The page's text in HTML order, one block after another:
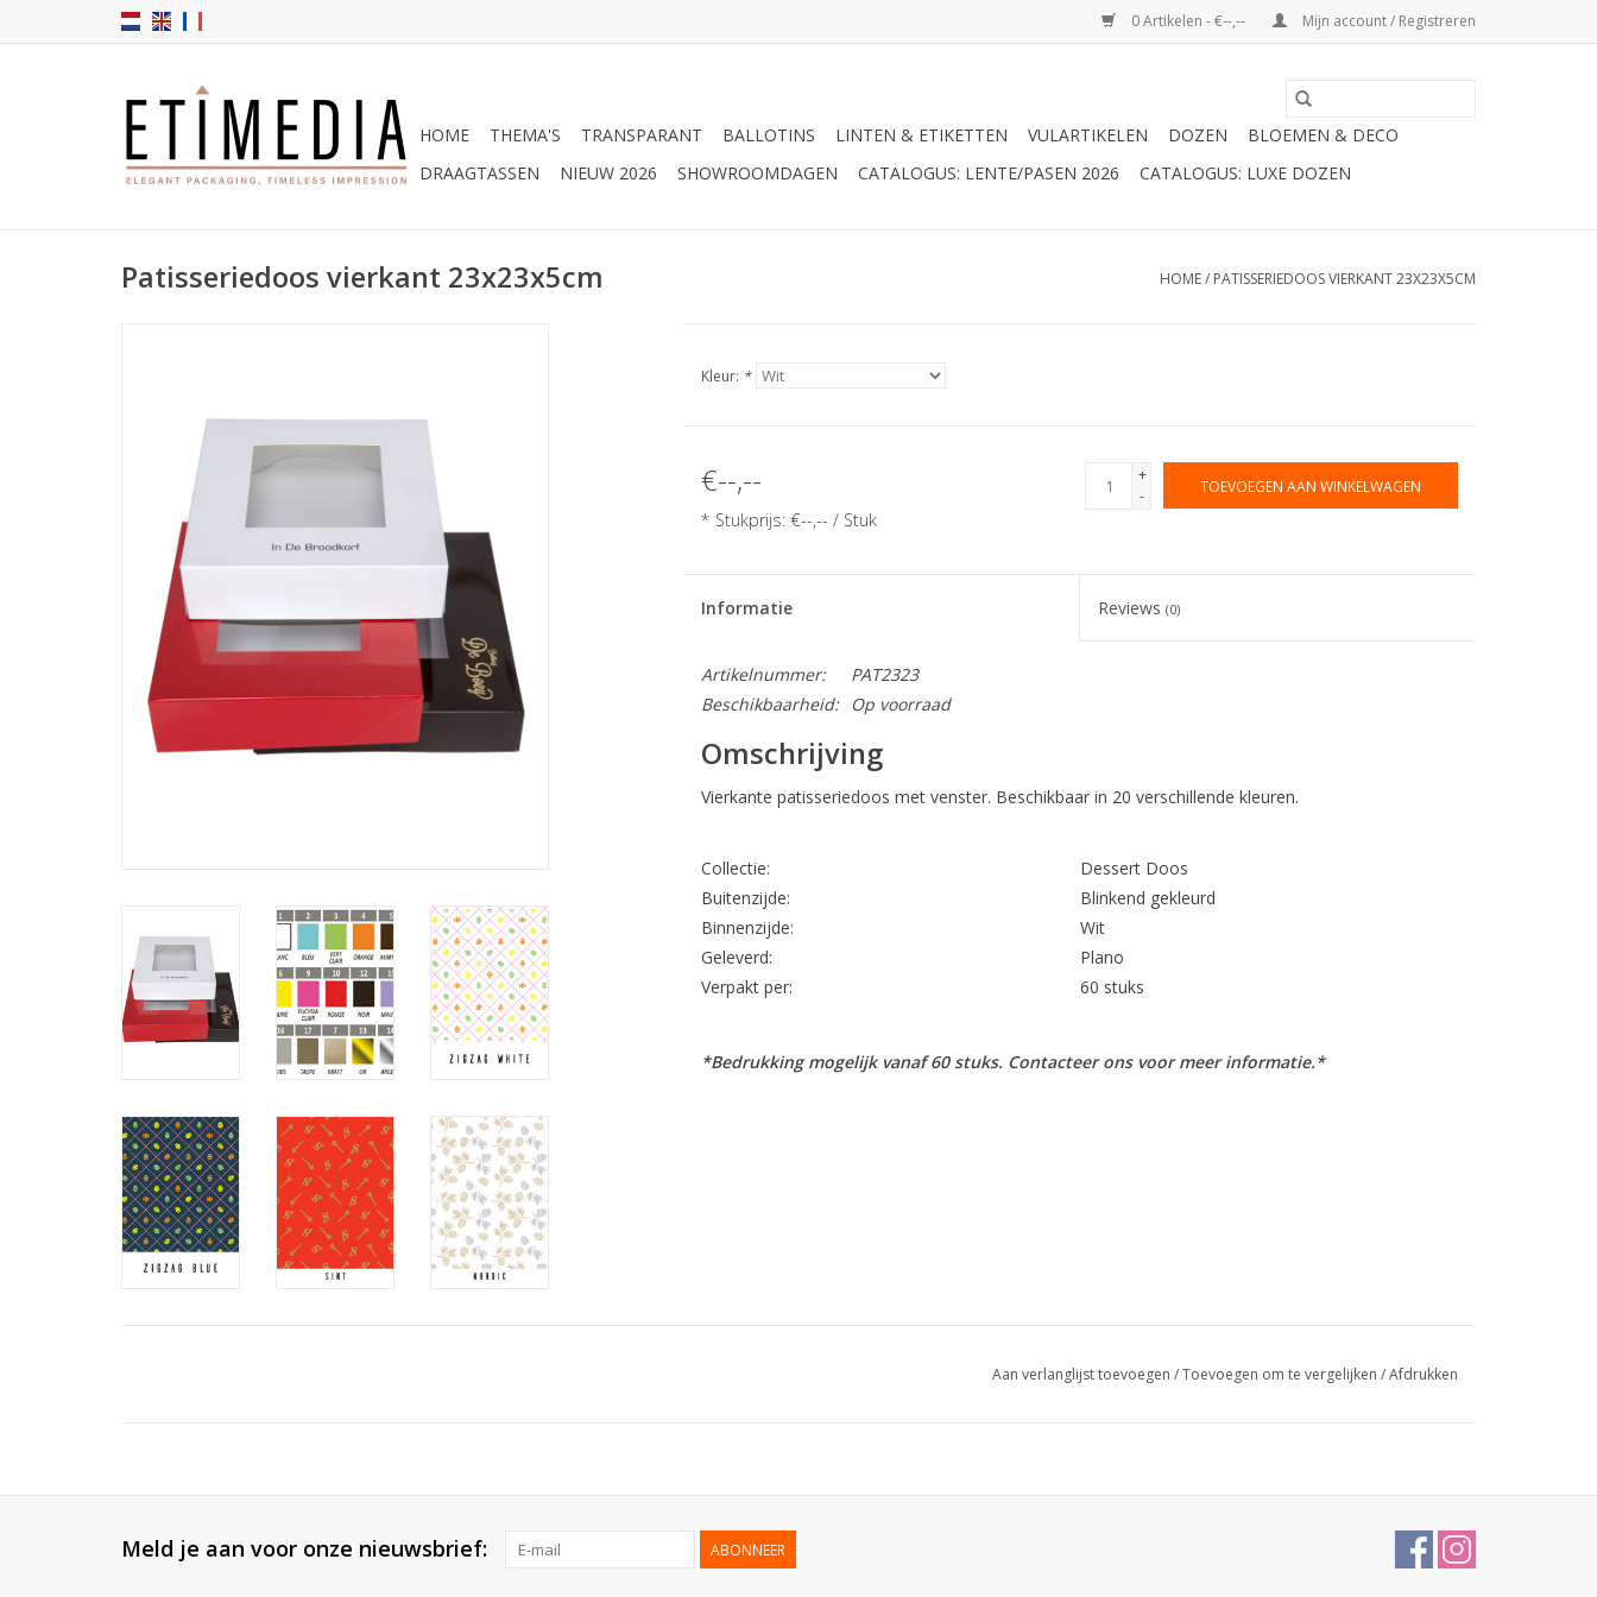
0 Artikelen - €--,-- Mijn account / Registreren
HOME THEMA'S TRANSPARANT BALLOTINS LINTEN & ETIKETTEN VULARTIKELEN DOZEN
BLOEMEN & DECO
DRAAGTASSEN
NIEUW 2026 SHOWROOMDAGEN CATALOGUS: LENTE/PASEN 2026 CATALOGUS: LUXE DOZEN
Patisseriedoos vierkant 23x23x5cm HOME/ PATISSERIEDOOS VIERKANT 23X23X5CM
Kleur: *
€--,--
* Stukprijs: €--,-- / Stuk
+
-
TOEVOEGEN AAN WINKELWAGEN
Informatie Reviews(0)
Artikelnummer:
PAT2323
Beschikbaarheid:
Op voorraad
Omschrijving
Vierkante patisseriedoos met venster. Beschikbaar in 20 verschillende kleuren.
Collectie:
Dessert Doos
Buitenzijde:
Blinkend gekleurd
Binnenzijde:
Wit
Geleverd:
Plano
Verpakt per:
60 stuks
*Bedrukking mogelijk vanaf 60 stuks. Contacteer ons voor meer informatie.*
Aan verlanglijst toevoegen /Toevoegen om te vergelijken /Afdrukken
Meld je aan voor onze nieuwsbrief: ABONNEER